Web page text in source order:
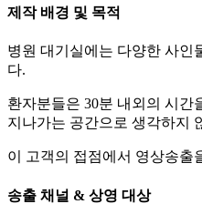
제작 배경 및 목적
병원 대기실에는 다양한 사인
다.
환자분들은 30분 내외의 시
지나가는 공간으로 생각하지
이 고객의 접점에서 영상송출
송출 채널 & 상영 대상